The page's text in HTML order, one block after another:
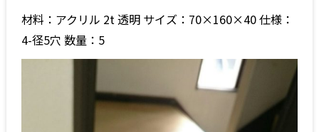
材料：アクリル 2t 透明 サイズ：70×160×40 仕様：
4-径5穴 数量：5